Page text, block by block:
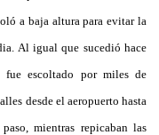
a baja altura para evitar la
Al igual que sucedió hace
fue escoltado por miles de
desde el aeropuerto hasta
mientras repicaban las